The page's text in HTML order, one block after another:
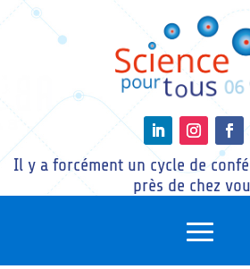
Il y a forcément un cycle de
près de chez